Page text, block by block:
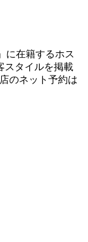
に在籍するホス
スタイルを掲載
のネット予約は